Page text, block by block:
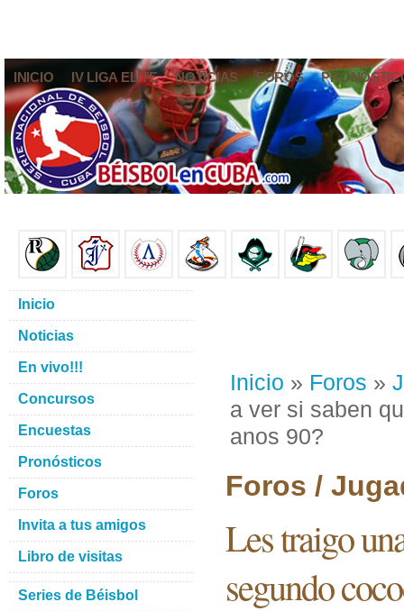
INICIO IV LIGA ELITE NOTICIAS FOROS
Inicio » Foros »
a ver si saben
anos 90?
Foros /
Les traigo
segundo
Inicio
Noticias
En vivo!!!
Concursos
Encuestas
Pronósticos
Foros
Invita a tus amigos
Libro de visitas
Series de Béisbol